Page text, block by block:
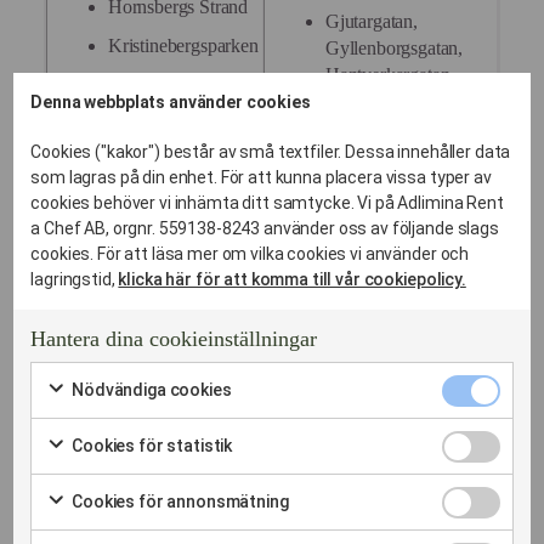
Hornsbergs Strand
Kristinebergsparken
Kungsholms
Hamnplan
Kungsholms
Kyrka
Strand
Kungsholmstorg
Marieberg
Gjutargatan,
Gyllenborgsgatan,
Hantverkargatan,
Väg,
Igeldammsgatan,
Industrigatan,
Inedalsgatan,
Kellgrensgatan,
Kristinebergsvägen,
Lindhagensgatan,
Lucidorsgatan,
Mariedalsvägen,
Messeniusgatan,
Norr Mälarstrand,
Orvar Odds Väg,
Denna webbplats använder cookies
Cookies ("kakor") består av små textfiler. Dessa innehåller data
som lagras på din enhet. För att kunna placera vissa typer av
cookies behöver vi inhämta ditt samtycke. Vi på Adlimina Rent
a Chef AB, orgnr. 559138-8243 använder oss av följande slags
cookies. För att läsa mer om vilka cookies vi använder och
lagringstid, klicka här för att komma till vår cookiepolicy.
Hantera dina cookieinställningar
Nödvändiga cookies
att
samtycka
till
av
cookies
kryssruta
Cookies för statistik
att
samtycka
Cookies
för
statistik
kryssruta
Cookies för annonsmätning
Cookies
för